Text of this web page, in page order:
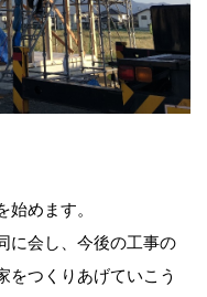
めます。
に会し、今後の工事の
をつくりあげていこう